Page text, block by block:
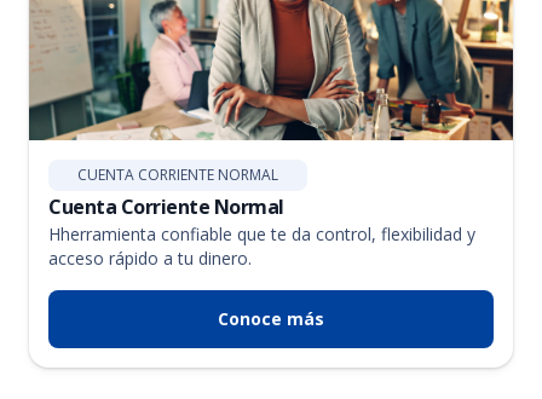
CUENTA CORRIENTE NORMAL
Cuenta Corriente Normal
Hherramienta confiable que te da control, flexibilidad y
acceso rápido a tu dinero.
Conoce más